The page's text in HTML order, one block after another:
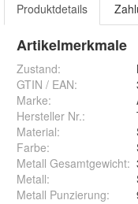
Produktdetails
Artikelmerkmale
Zustand:
GTIN / EAN:
Marke:
Hersteller Nr.:
Material:
Farbe:
Metall Gesamtgewicht:
Metall:
Metall Punzierung: